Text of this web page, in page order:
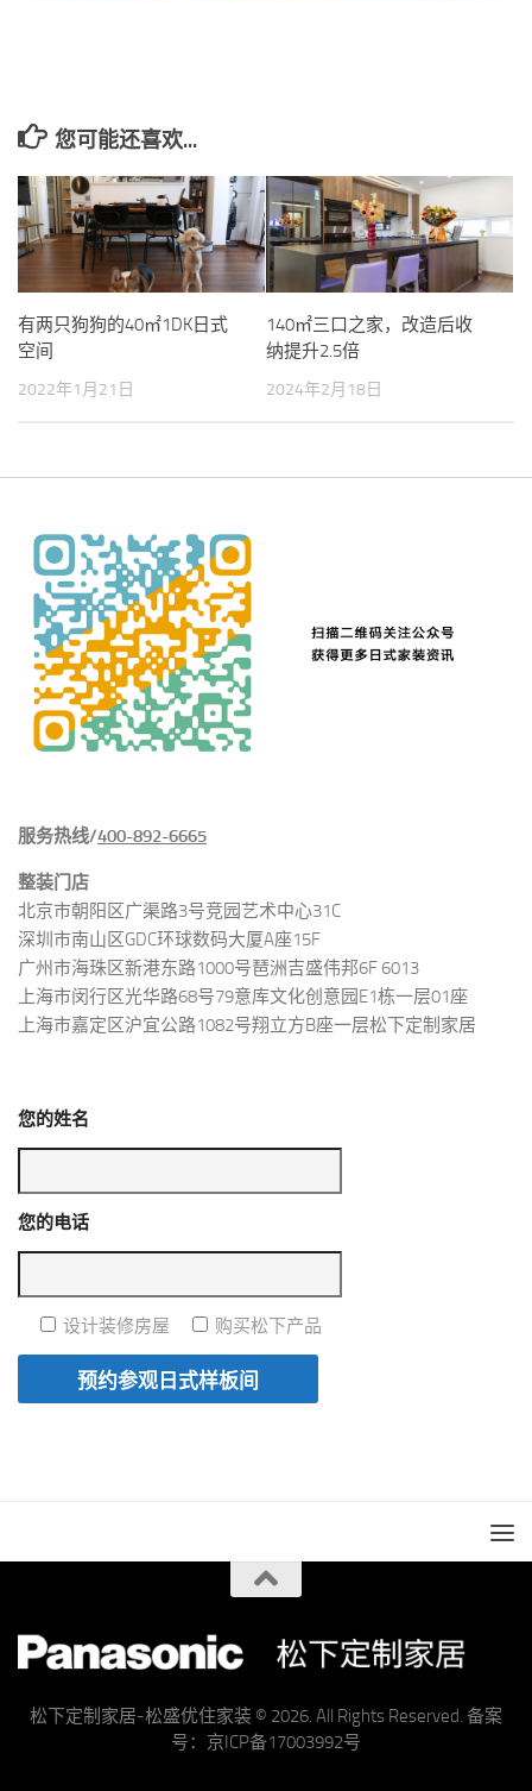
您可能还喜欢...
有两只狗狗的40㎡1DK日式
空间
2022年1月21日
140㎡三口之家，改造后收
纳提升2.5倍
2024年2月18日
服务热线/400-892-6665
整装门店
北京市朝阳区广渠路3号竞园艺术中心31C
深圳市南山区GDC环球数码大厦A座15F
广州市海珠区新港东路1000号琶洲吉盛伟邦6F 6013
上海市闵行区光华路68号79意库文化创意园E1栋一层01座
上海市嘉定区沪宜公路1082号翔立方B座一层松下定制家居
您的姓名
您的电话
设计装修房屋 购买松下产品
松下定制家居-松盛优住家装 © 2026. All Rights Reserved. 备案
号：京ICP备17003992号